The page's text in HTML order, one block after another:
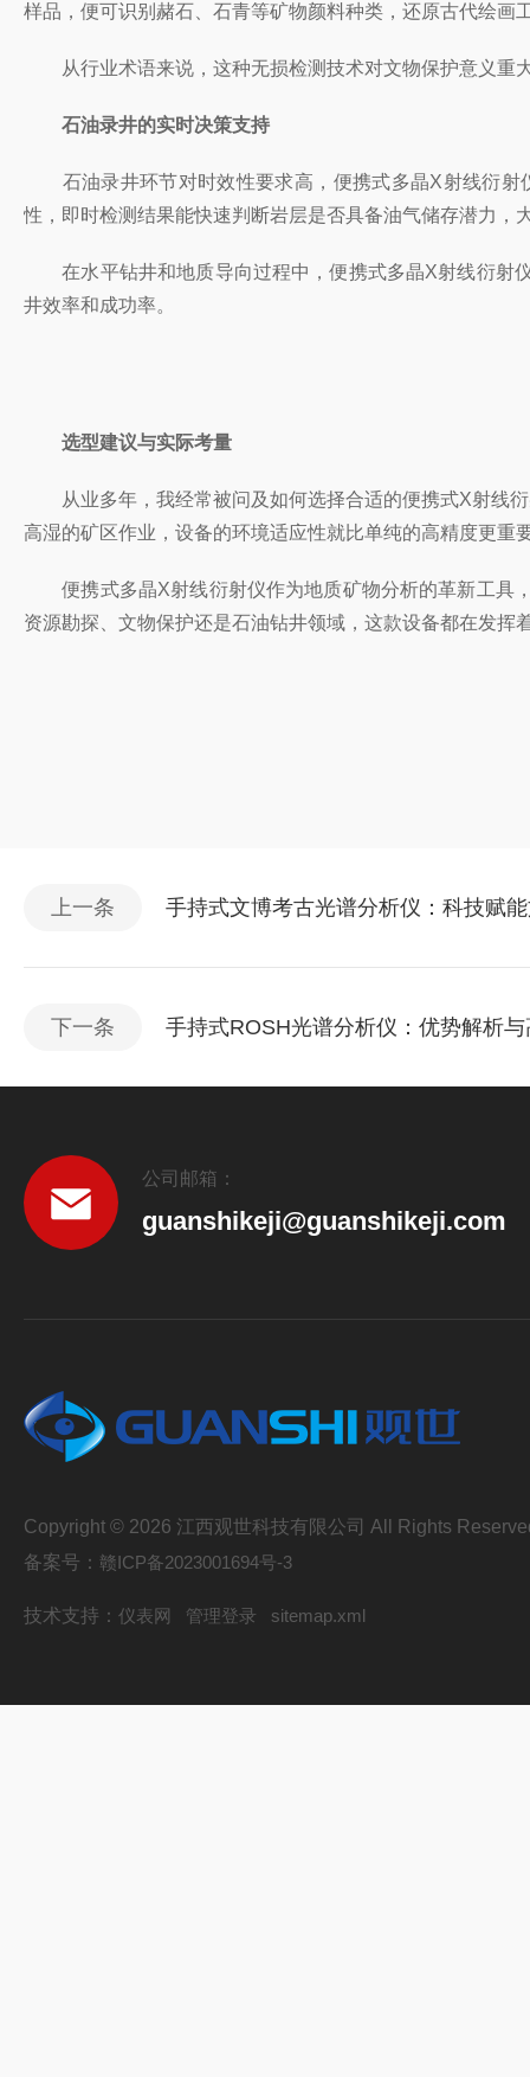
样品，便可识别赭石、石青等矿物颜料种类，还原古代绘画
从行业术语来说，这种无损检测技术对文物保护意义重
石油录井的实时决策支持
石油录井环节对时效性要求高，便携式多晶X射线衍射
性，即时检测结果能快速判断岩层是否具备油气储存潜力，
在水平钻井和地质导向过程中，便携式多晶X射线衍射仪
井效率和成功率。
选型建议与实际考量
从业多年，我经常被问及如何选择合适的便携式X射线衍
高湿的矿区作业，设备的环境适应性就比单纯的高精度更
便携式多晶X射线衍射仪作为地质矿物分析的革新工具，
资源勘探、文物保护还是石油钻井领域，这款设备都在发挥
上一条 手持式文博考古光谱分析仪：科技赋
下一条 手持式ROSH光谱分析仪：优势解析
公司邮箱：
guanshikeji@guanshikeji.com
Copyright © 2026 江西观世科技有限公司 All Rights
备案号： 赣ICP备2023001694号-3
技术支持： 仪表网 管理登录 sitemap.xml